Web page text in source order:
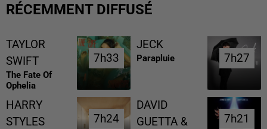
RÉCEMMENT DIFFUSÉ
TAYLOR
SWIFT
The Fate Of
Ophelia
7h33
7h33
JECK
Parapluie 7h27
7h27
HARRY
STYLES
7h24
7h24
DAVID
GUETTA &
7h21
7h21